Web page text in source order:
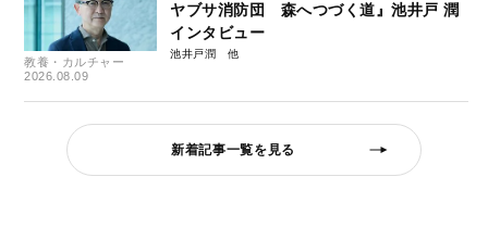
教養・カルチャー
2026.08.09
ヤブサ消防団 森へつづく道』池井戸 潤
インタビュー
池井戸潤
新着記事一覧を見る